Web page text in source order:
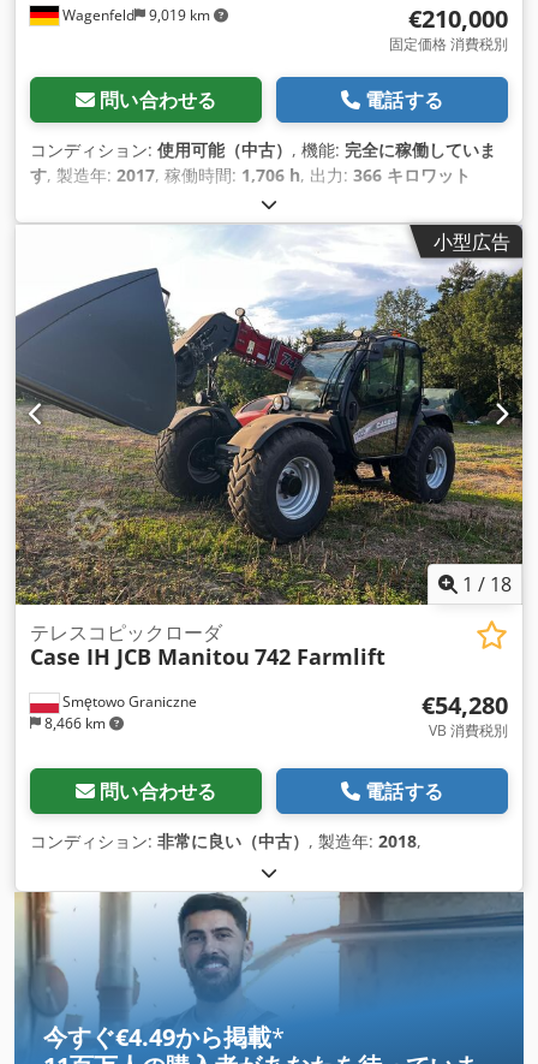
Wagenfeld 9,019 km €210,000
固定価格 消費税別
問い合わせる 電話する
コンディション: 使用可能（中古） , 機能: 完全に稼働していま
す, 製造年: 2017, 稼働時間: 1,706 h, 出力: 366 キロワット
ディーゼル
回登録:07/2017, 次回検査（TÜV）:07/2026, 後輪タイヤサイ
, 機械／車両番号: YHG233775 , 装備: エアコン,
キャビン, トレーラー連結装置, レイプカッター, 照明,
小型広告
1 / 18
Smętowo Graniczne
8,466 km
テレスコピックローダ
Case IH JCB Manitou 742 Farmlift
€54,280
VB 消費税別
問い合わせる 電話する
コンディション: 非常に良い（中古） , 製造年: 2018,
今すぐ€4.49から掲載*